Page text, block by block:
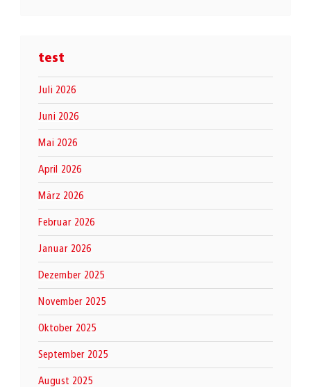
test
Juli 2026
Juni 2026
Mai 2026
April 2026
März 2026
Februar 2026
Januar 2026
Dezember 2025
November 2025
Oktober 2025
September 2025
August 2025